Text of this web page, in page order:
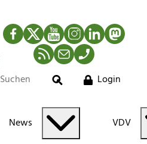
Facebook
TwitterYouTubeInstagram
LinkedIn
RSS-Newsfeed
MailTelefon
Suche
Login
News VDV